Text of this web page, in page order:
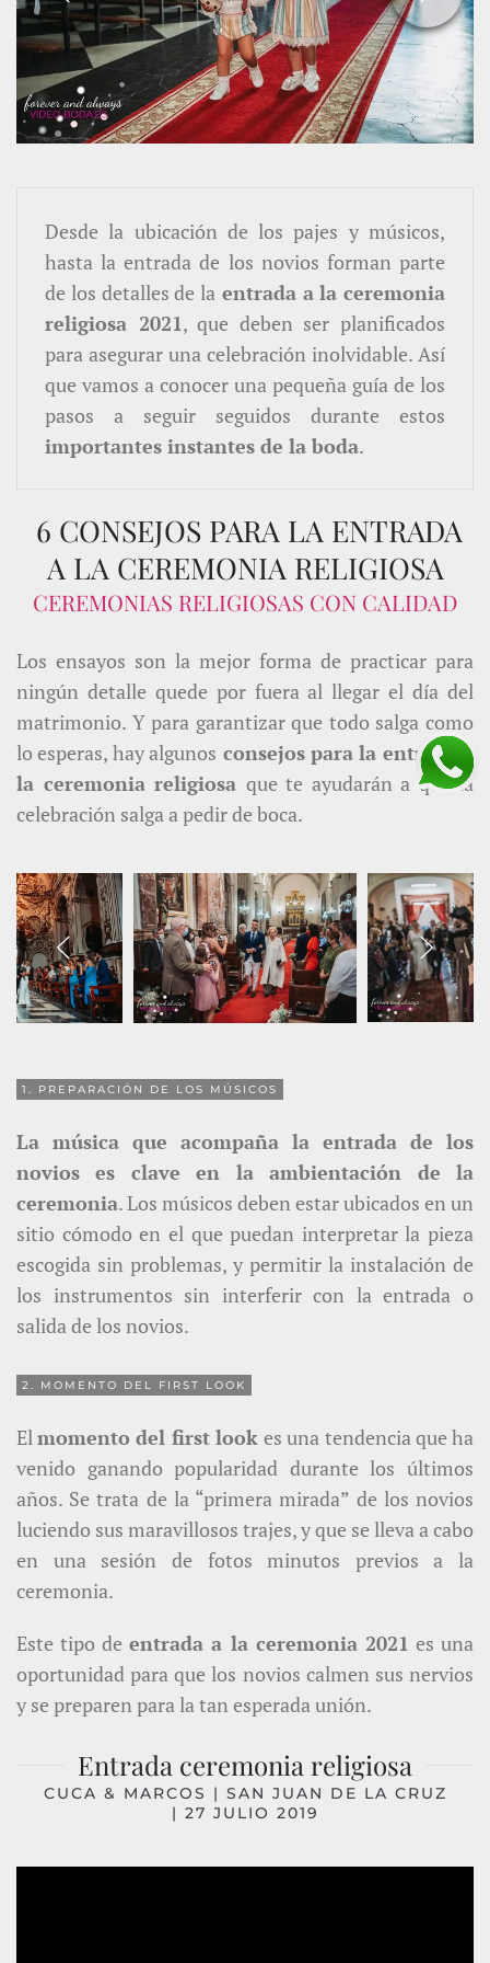
Desde la ubicación de los pajes y músicos,
hasta la entrada de los novios forman parte
de los detalles de la entrada a la ceremonia
religiosa 2021, que deben ser planificados
para asegurar una celebración inolvidable. Así
que vamos a conocer una pequeña guía de los
pasos a seguir seguidos durante estos
importantes instantes de la boda.
6 CONSEJOS PARA LA ENTRADA
A LA CEREMONIA RELIGIOSA
CEREMONIAS RELIGIOSAS CON CALIDAD
Los ensayos son la mejor forma de practicar para
ningún detalle quede por fuera al llegar el día del
matrimonio. Y para garantizar que todo salga como
lo esperas, hay algunos consejos para la entrada a
la ceremonia religiosa que te ayudarán a que la
celebración salga a pedir de boca.
1. PREPARACIÓN DE LOS MÚSICOS
La música que acompaña la entrada de los
novios es clave en la ambientación de la
ceremonia. Los músicos deben estar ubicados en un
sitio cómodo en el que puedan interpretar la pieza
escogida sin problemas, y permitir la instalación de
los instrumentos sin interferir con la entrada o
salida de los novios.
2. MOMENTO DEL FIRST LOOK
Elmomento del first lookes una tendencia que ha
venido ganando popularidad durante los últimos
años. Se trata de la “primera mirada” de los novios
luciendo sus maravillosos trajes, y que se lleva a cabo
en una sesión de fotos minutos previos a la
ceremonia.
Este tipo deentrada a la ceremonia 2021 es una
oportunidad para que los novios calmen sus nervios
y se preparen para la tan esperada unión.
Entrada ceremonia religiosa
CUCA & MARCOS | SAN JUAN DE LA CRUZ
| 27 JULIO 2019